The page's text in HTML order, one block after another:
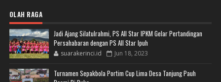
OLAH RAGA
Jadi Ajang Silatulrahmi, PS All Star IPKM Gelar Pertandingan
Persahabaran dengan PS All Star Ipuh
suarakerinci.id Jun 18, 2023
Turnamen Sepakbola Portim Cup Lima Desa Tanjung Pauh